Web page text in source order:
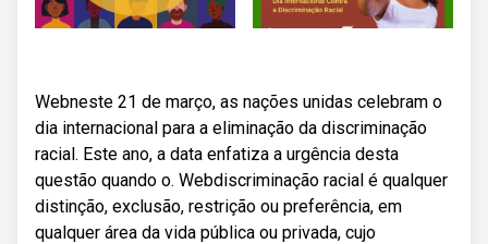
Webneste 21 de março, as nações unidas celebram o
dia internacional para a eliminação da discriminação
racial. Este ano, a data enfatiza a urgência desta
questão quando o. Webdiscriminação racial é qualquer
distinção, exclusão, restrição ou preferência, em
qualquer área da vida pública ou privada, cujo